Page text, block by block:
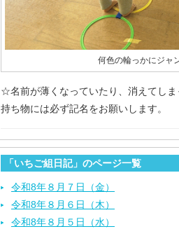
何色の輪っかにジャ
☆名前が薄くなっていたり、消えてし
持ち物には必ず記名をお願いします。
「いちご組日記」のページ一覧
令和8年８月７日（金）
令和8年８月６日（木）
令和8年８月５日（水）